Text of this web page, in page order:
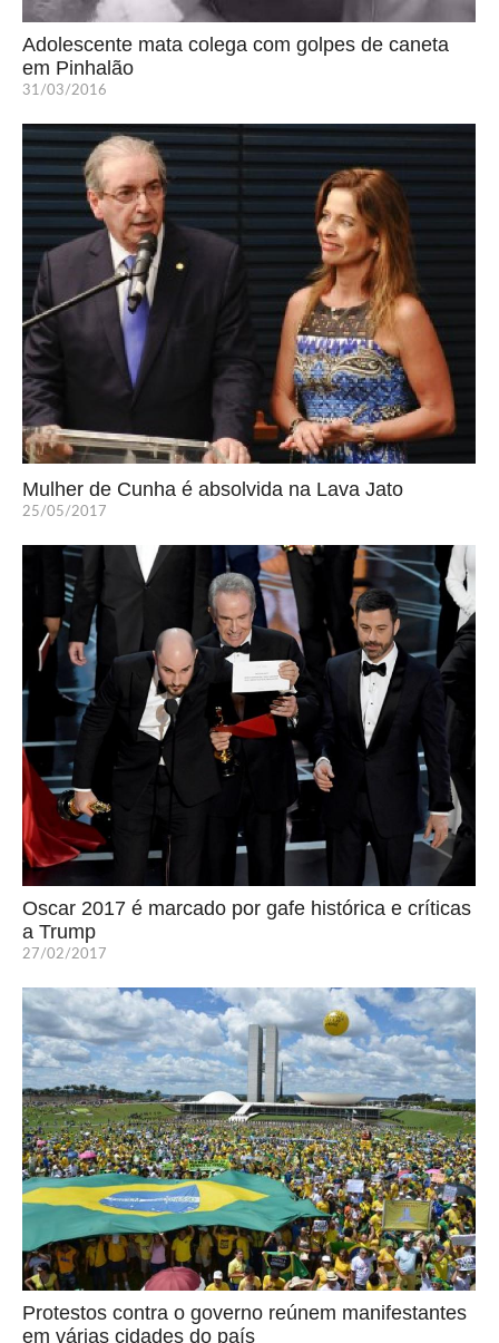
Adolescente mata colega com golpes de caneta
em Pinhalão
31/03/2016
Mulher de Cunha é absolvida na Lava Jato
25/05/2017
Oscar 2017 é marcado por gafe histórica e críticas
a Trump
27/02/2017
Protestos contra o governo reúnem manifestantes
em várias cidades do país